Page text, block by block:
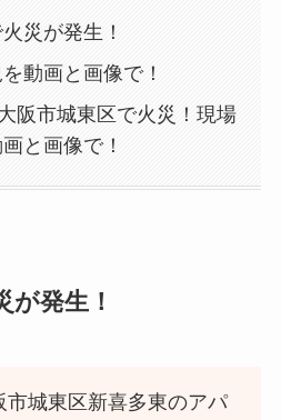
災が発生！
動画と画像で！
阪市城東区で火災！現場
と画像で！
が発生！
市城東区新喜多東のアパ